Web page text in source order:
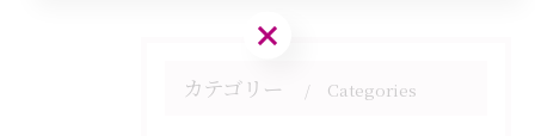
カテゴリー Categories
ご予約はこちら